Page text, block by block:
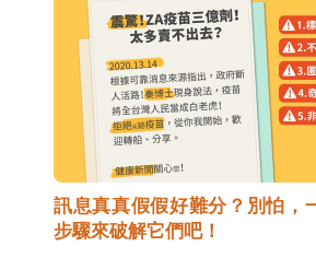
麼辦呢？兒福聯盟的調查中便發
的兒少認為父母的網路安全教育不
心，就讓我們跟著兒福和
出的「Instagram 家長指南」
資訊吧！
訊息真真假假好難分？別怕，
步驟來破解它們吧！